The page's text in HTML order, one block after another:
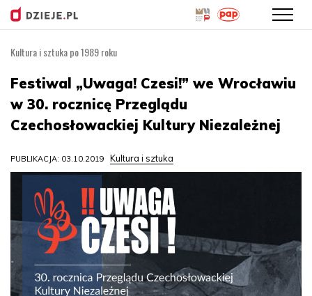
treści
Kultura i sztuka po 1989 roku
Festiwal „Uwaga! Czesi!” we Wrocławiu
w 30. rocznicę Przeglądu
Czechosłowackiej Kultury Niezależnej
PUBLIKACJA: 03.10.2019 Kultura i sztuka